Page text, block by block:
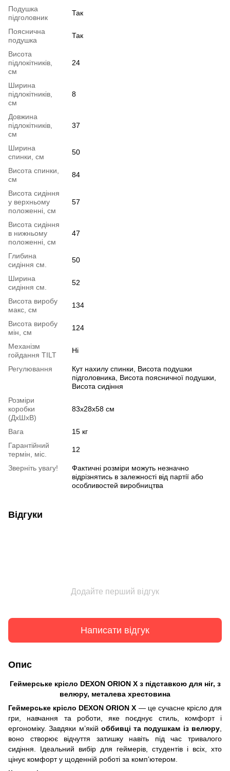
Подушка
підголовник
Так
Пояснична
подушка
Так
Висота
підлокітників,
см
24
Ширина
підлокітників,
см
8
Довжина
підлокітників,
см
37
Ширина
спинки, см
50
Висота спинки,
см
84
Висота сидіння
у верхньому
положенні, см
57
Висота сидіння
в нижньому
положенні, см
47
Глибина
сидіння см.
50
Ширина
сидіння см.
52
Висота виробу
макс, см
134
Висота виробу
мін, см
124
Механізм
гойдання TILT
Ні
Регулювання
Кут нахилу спинки, Висота подушки
підголовника, Висота поясничної подушки,
Висота сидіння
Розміри
коробки
(ДхШхВ)
83x28x58 см
Вага
15 кг
Гарантійний
термін, міс.
12
Зверніть увагу!
Фактичні розміри можуть незначно
відрізнятись в залежності від партії або
особливостей виробництва
Відгуки
Додайте перший відгук
Написати відгук
Опис
Геймерське крісло DEXON ORION X з підставкою для ніг, з
велюру, металева хрестовина
Геймерське крісло DEXON ORION X — це сучасне крісло для
гри, навчання та роботи, яке поєднує стиль, комфорт і
ергономіку. Завдяки м’якій оббивці та подушкам із велюру
воно створює відчуття затишку навіть під час тривалого
сидіння. Ідеальний вибір для геймерів, студентів і всіх, хто
цінує комфорт у щоденній роботі за комп’ютером.